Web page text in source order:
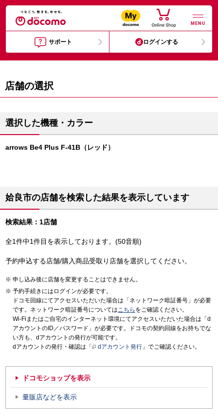
MENU
サポート ログインする
店舗の選択
選択した機種・カラー
arrows Be4 Plus F-41B（レッド）
姶良市の店舗を検索した結果を表示しています
検索結果：1店舗
全1件中1件目を表示しております。(50音順)
予約申込する店舗/購入商品受取り店舗を選択してください。
申し込み後に店舗を変更することはできません。
予約手続きにはログインが必要です。
ドコモ回線にてアクセスいただいた場合は「ネットワーク暗証番号」が必要
です。ネットワーク暗証番号についてはこちら をご確認ください。
Wi-Fiまたはご自宅のインターネット環境にてアクセスいただいた場合は「d
アカウントのID／パスワード」が必要です。ドコモの契約回線をお持ちでな
い方も、dアカウントの発行が可能です。
dアカウントの発行・確認は「
dアカウント発行 」でご確認ください。
ドコモショップを表示
量販店などを表示